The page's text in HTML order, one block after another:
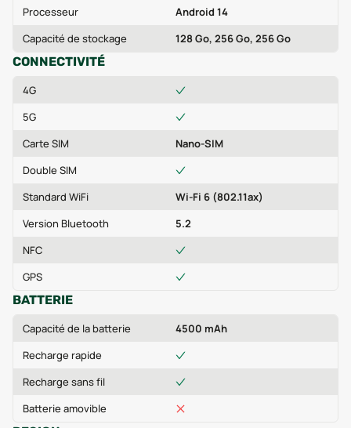
Processeur
Android 14
Capacité de stockage
128 Go, 256 Go, 256 Go
CONNECTIVITÉ
4G
5G
Carte SIM
Nano-SIM
Double SIM
Standard WiFi
Wi-Fi 6 (802.11ax)
Version Bluetooth
5.2
NFC
GPS
BATTERIE
Capacité de la batterie
4500 mAh
Recharge rapide
Recharge sans fil
Batterie amovible